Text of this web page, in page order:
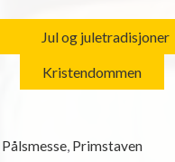
Jul og juletradisjoner
Kristendommen
Pålsmesse, Primstaven